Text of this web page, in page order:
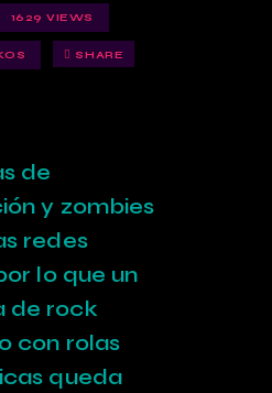
1629 VIEWS
SHARE
de
y zombies
redes
lo que un
de rock
con rolas
queda